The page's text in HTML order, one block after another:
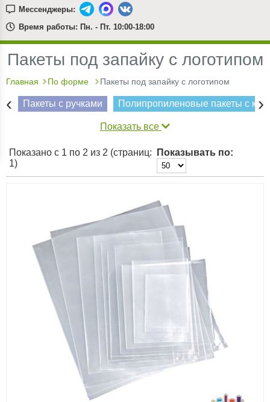
Мессенджеры:
Время работы: Пн. - Пт. 10:00-18:00
Пакеты под запайку с логотипом
Главная По форме Пакеты под запайку с логотипом
Пакеты с ручками Полипропиленовые пакеты с
‹ ›
Показать все
Показано с 1 по 2 из 2 (страниц:
1)
Показывать по: